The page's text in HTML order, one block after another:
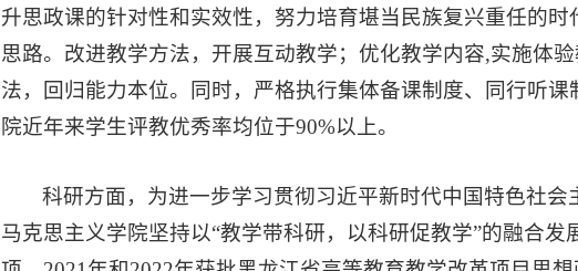
升思政课的针对性和实效性，努力培育堪当民族复兴重任的
思路。改进教学方法，开展互动教学；优化教学内容,实施体
法，回归能力本位。同时，严格执行集体备课制度、同行听
院近年来学生评教优秀率均位于90%以上。
科研方面，为进一步学习贯彻习近平新时代中国特色社会
马克思主义学院坚持以“教学带科研，以科研促教学”的融合